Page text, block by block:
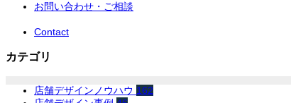
お問い合わせ・ご相談
Contact
カテゴリ
店舗デザインノウハウ 162